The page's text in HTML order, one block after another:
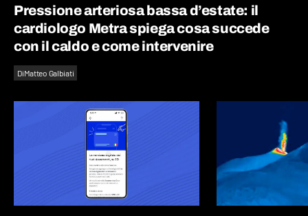
Pressione arteriosa bassa d’estate: il
cardiologo Metra spiega cosa succede
con il caldo e come intervenire
DiMatteo Galbiati